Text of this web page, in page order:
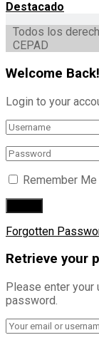
Destacado
Todos los
CEPAD
Welcome Back!
Login to your
Remember Me
Forgotten
Retrieve your
Please enter your
password.